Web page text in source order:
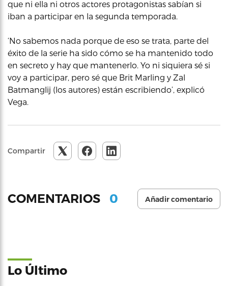
que ni ella ni otros actores protagonistas sabían si
iban a participar en la segunda temporada.
‘No sabemos nada porque de eso se trata, parte del
éxito de la serie ha sido cómo se ha mantenido todo
en secreto y hay que mantenerlo. Yo ni siquiera sé si
voy a participar, pero sé que Brit Marling y Zal
Batmanglij (los autores) están escribiendo’, explicó
Vega.
Compartir
COMENTARIOS 0 Añadir comentario
Lo Último